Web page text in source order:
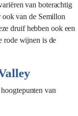
van boterachtig
van de Semillon
druif hebben ook een
rode wijnen is de
van